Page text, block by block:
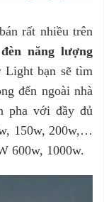
rất nhiều trên
năng lượng
Light bạn sẽ tìm
đến ngoài nhà
pha với đầy đủ
150w, 200w,…
600w, 1000w.